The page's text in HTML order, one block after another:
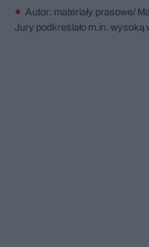
Autor: materiały prasowe/
Jury podkreślało m.in.